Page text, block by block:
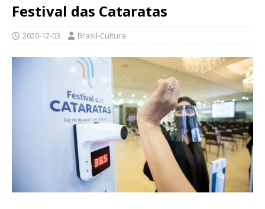
Festival das Cataratas
2020-12-03 Brasil-Cultura